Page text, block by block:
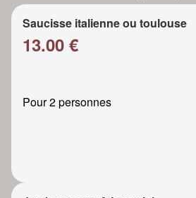
Saucisse italienne ou toulouse
13.00 €
Pour 2 personnes